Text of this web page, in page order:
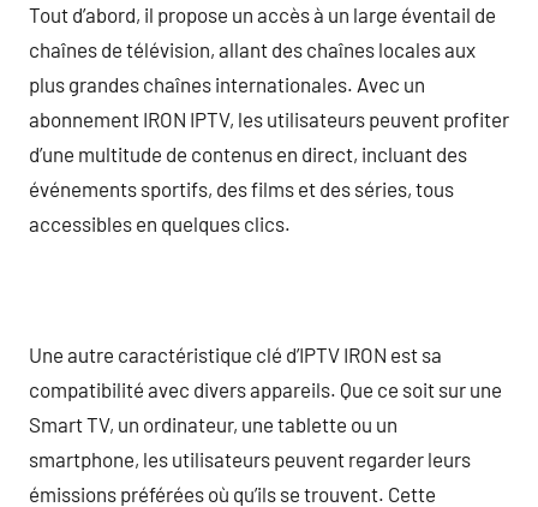
Tout d’abord, il propose un accès à un large éventail de
chaînes de télévision, allant des chaînes locales aux
plus grandes chaînes internationales. Avec un
abonnement IRON IPTV, les utilisateurs peuvent profiter
d’une multitude de contenus en direct, incluant des
événements sportifs, des films et des séries, tous
accessibles en quelques clics.
Une autre caractéristique clé d’IPTV IRON est sa
compatibilité avec divers appareils. Que ce soit sur une
Smart TV, un ordinateur, une tablette ou un
smartphone, les utilisateurs peuvent regarder leurs
émissions préférées où qu’ils se trouvent. Cette